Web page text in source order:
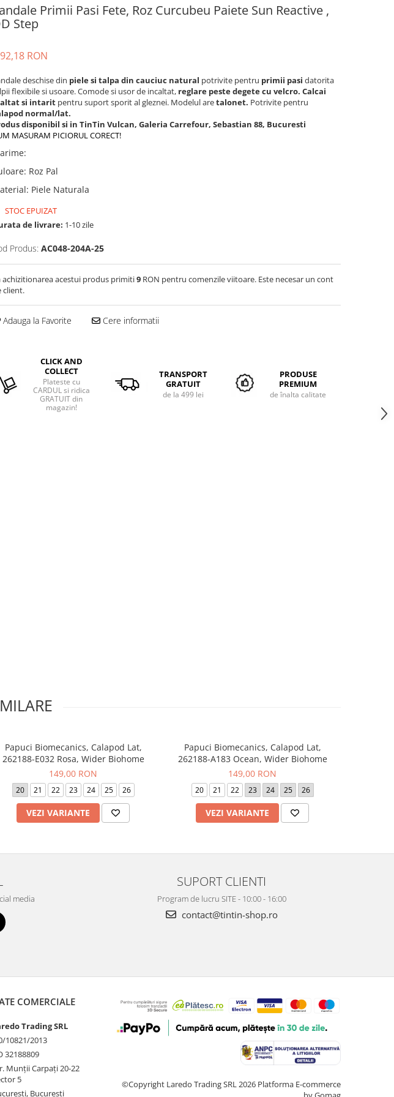
Primii Pasi Fete, Roz Curcubeu Paiete Sun Reactive ,
Step
RON
deschise din pielesi talpa din cauciuc natural potrivite pentru primii pasi datorita
flexibile si usoare. Comode si usor de incaltat, reglare peste degete cu velcro. Calcai
si intarit pentru suport sporit al gleznei. Modelul aretalonet. Potrivite pentru
normal/lat.
disponibil si in TinTin Vulcan, Galeria Carrefour, Sebastian 88, Bucuresti
MASURAM PICIORUL CORECT!
:
: Roz Pal
: Piele Naturala
STOC EPUIZAT
de livrare: 1-10 zile
Produs: AC048-204A-25
achizitionarea acestui produs primiti9 RON pentru comenzile viitoare. Este necesar un cont
client.
Adauga la Favorite Cere informatii
CLICK AND
COLLECT
Plateste cu
CARDUL si ridica
GRATUIT din
magazin!
TRANSPORT
GRATUIT
de la 499 lei
PRODUSE
PREMIUM
de înalta calitate
Papuci Biomecanics, Calapod Lat,
262188-E032 Rosa, Wider Biohome
149,00 RON
20 21 22 23 24 25 26
VEZI VARIANTE
Papuci Biomecanics, Calapod Lat,
262188-A183 Ocean, Wider Biohome
149,00 RON
20 21 22 23 24 25 26
VEZI VARIANTE
media
SUPORT CLIENTI
Program de lucru SITE - 10:00 - 16:00
contact@tintin-shop.ro
COMERCIALE
Trading SRL
10821/2013
32188809
Munții Carpați 20-22
5
Bucuresti
©Copyright Laredo Trading SRL 2026 Platforma E-commerce